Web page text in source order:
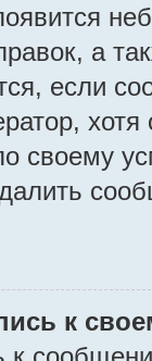
а
если
своему
к